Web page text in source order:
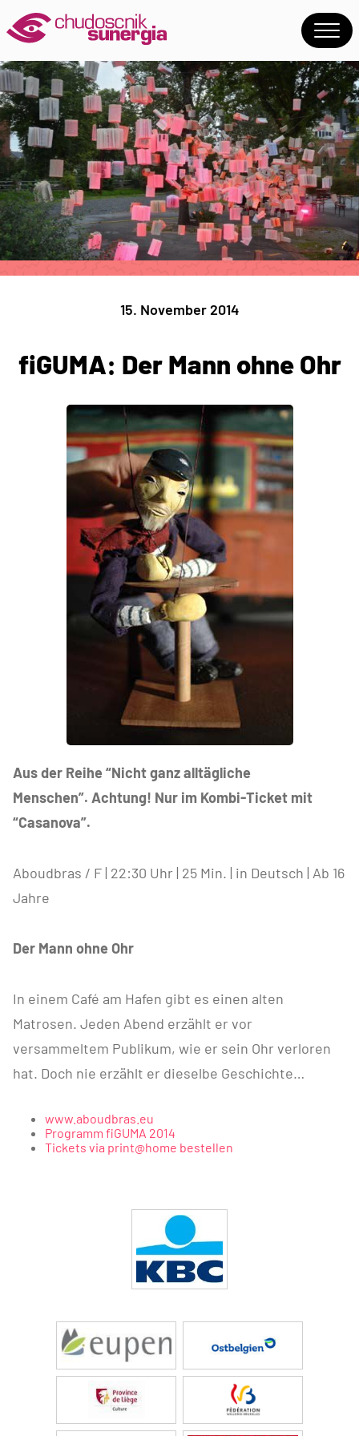
15. November 2014
fiGUMA: Der Mann ohne Ohr
Aus der Reihe “Nicht ganz alltägliche
Menschen”. Achtung! Nur im Kombi-Ticket mit
“Casanova”.
Aboudbras / F | 22:30 Uhr | 25 Min. | in Deutsch | Ab 16
Jahre
Der Mann ohne Ohr
In einem Café am Hafen gibt es einen alten
Matrosen. Jeden Abend erzählt er vor
versammeltem Publikum, wie er sein Ohr verloren
hat. Doch nie erzählt er dieselbe Geschichte…
www.aboudbras.eu
Programm fiGUMA 2014
Tickets via print@home bestellen